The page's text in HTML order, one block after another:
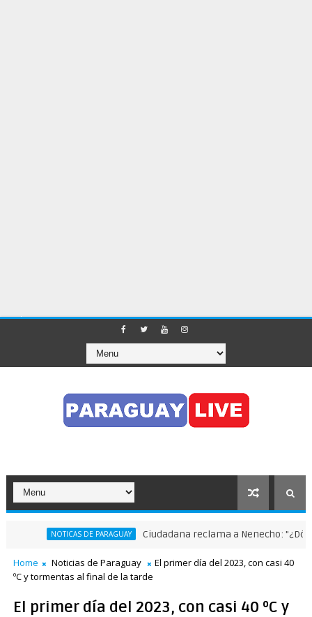
NOTICAS DE PARAGUAY Ciudadana reclama a Nenecho:
Puente de la Amistad
Home Noticias de Paraguay
El primer día del 2023, con casi 40
ºC y tormentas al final de la tarde
El primer día del 2023, con casi 40 ºC y